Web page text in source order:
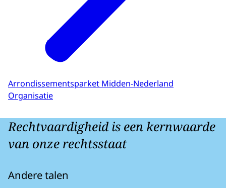
Arrondissementsparket Midden-Nederland
Organisatie
Rechtvaardigheid is een kernwaarde
van onze rechtsstaat
Andere talen